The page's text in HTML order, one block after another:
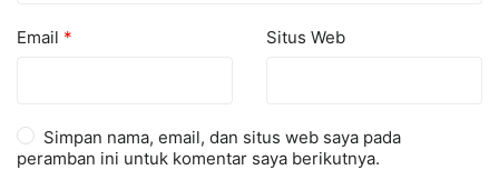
Email * Situs Web
Simpan nama, email, dan situs web saya pada
peramban ini untuk komentar saya berikutnya.